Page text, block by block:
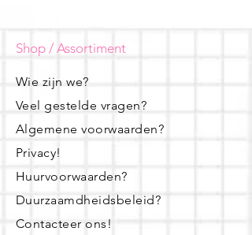
Shop / Assortiment
Wie zijn we?
Veel gestelde vragen?
Algemene voorwaarden?
Privacy!
Huurvoorwaarden?
Duurzaamdheidsbeleid?
Contacteer ons!